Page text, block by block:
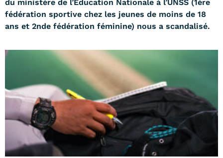
du ministère de l’Éducation Nationale à l’UNSS (1ère
fédération sportive chez les jeunes de moins de 18
ans et 2nde fédération féminine) nous a scandalisé.